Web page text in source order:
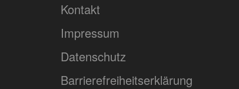
Kontakt
Impressum
Datenschutz
Barrierefreiheitserklärung